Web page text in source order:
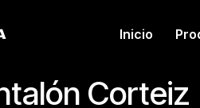
Inicio
Corteiz